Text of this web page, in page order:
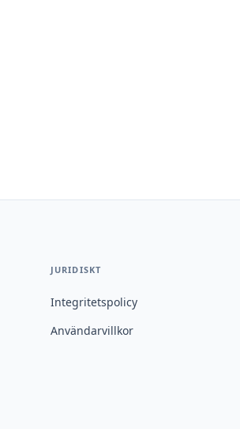
JURIDISKT
Integritetspolicy
Användarvillkor